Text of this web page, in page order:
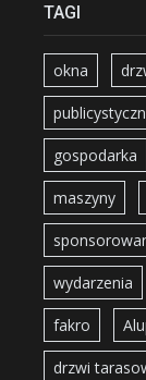
TAGI
okna
gospodarka
maszyny
wydarzenia
fakro
drzwi